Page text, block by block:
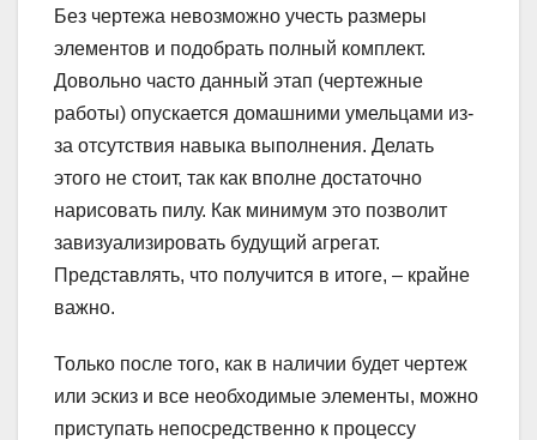
Без чертежа невозможно учесть размеры
элементов и подобрать полный комплект.
Довольно часто данный этап (чертежные
работы) опускается домашними умельцами из-
за отсутствия навыка выполнения. Делать
этого не стоит, так как вполне достаточно
нарисовать пилу. Как минимум это позволит
завизуализировать будущий агрегат.
Представлять, что получится в итоге, – крайне
важно.
Только после того, как в наличии будет чертеж
или эскиз и все необходимые элементы, можно
приступать непосредственно к процессу